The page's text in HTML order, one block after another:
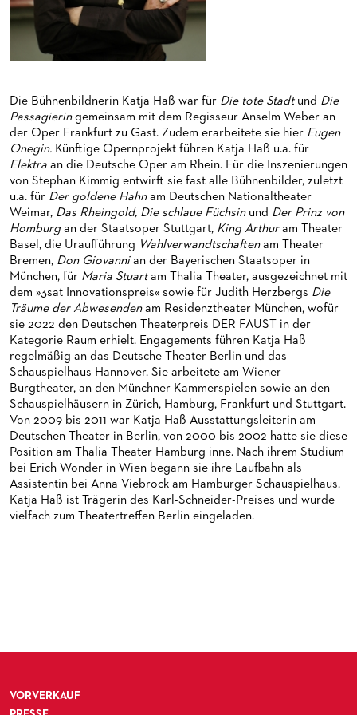
HAPPY NEW EARS
FÜHRUNGEN EXKLUSIV FÜR ABONNENT*INNEN
FRIEDMAN IN DER OPER
MUSEUMSUFERFEST 2026
BRÜCHE – DEMORKATIE IN ZEITEN IHRER REGRESSION
SILVESTERFEIER
FÜR ERWACHSENE
FÜR KITAS UND SCHULEN
PRODUKTIONS­TEAMS
DIRIGENTEN / REPETITOREN
THEATERLEITUNG
KÜNSTLERISCHER BETRIEB OPER
STÄDTISCHE BÜHNEN FRANKFURT GMBH
ORCHESTER
DAS FRANKFURTER OPERN- UND MUSEUMS­ORCHESTER
GENERAL­MUSIKDIREKTOR
MITGLIEDER DES ORCHESTERS
PAUL-HINDEMITH-ORCHESTER­AKADEMIE
HISTORIE DES ORCHESTERS
STELLEN­ANGEBOTE ORCHESTER UND AKADEMIE
CHOR
KINDERCHOR
PRESSE
KONTAKT
PRESSE­MITTEILUNGEN
PRESSEFOTOS
MATERIALIEN
PRESSE­STIMMEN
NEWS
UMBESETZUNGEN
MEDIATHEK
BLOG
KOSTÜMPODCAST
CD / DVD-SERIE DER OPER FRANKFURT
BLOG
SERVICE
GRUPPENREISEN
FÜR STUDIERENDE
ABONNEMENT
ÜBERSICHT SERIEN
ABONNEMENT-BEDINGUNGEN / INFORMATION
PATRONATSVEREIN
Die Bühnenbildnerin Katja Haß war für Die tote Stadtund Die
Passagieringemeinsam mit dem Regisseur Anselm Weber an
der Oper Frankfurt zu Gast. Zudem erarbeitete sie hier Eugen
Onegin. Künftige Opernprojekt führen Katja Haß u.a. für
Elektra an die Deutsche Oper am Rhein. Für die Inszenierungen
von Stephan Kimmig entwirft sie fast alle Bühnenbilder, zuletzt
u.a. für Der goldene Hahnam Deutschen Nationaltheater
Weimar, Das Rheingold, Die schlaue Füchsinund Der Prinz von
Homburgan der Staatsoper Stuttgart, King Arthuram Theater
Basel, die Uraufführung Wahlverwandtschaftenam Theater
Bremen, Don Giovannian der Bayerischen Staatsoper in
München, für Maria Stuartam Thalia Theater, ausgezeichnet mit
dem »3sat Innovationspreis« sowie für Judith Herzbergs Die
Träume der Abwesendenam Residenztheater München, wofür
sie 2022 den Deutschen Theaterpreis DER FAUST in der
Kategorie Raum erhielt. Engagements führen Katja Haß
regelmäßig an das Deutsche Theater Berlin und das
Schauspielhaus Hannover. Sie arbeitete am Wiener
Burgtheater, an den Münchner Kammerspielen sowie an den
Schauspielhäusern in Zürich, Hamburg, Frankfurt und Stuttgart.
Von 2009 bis 2011 war Katja Haß Ausstattungsleiterin am
Deutschen Theater in Berlin, von 2000 bis 2002 hatte sie diese
Position am Thalia Theater Hamburg inne. Nach ihrem Studium
bei Erich Wonder in Wien begann sie ihre Laufbahn als
Assistentin bei Anna Viebrock am Hamburger Schauspielhaus.
Katja Haß ist Trägerin des Karl-Schneider-Preises und wurde
vielfach zum Theatertreffen Berlin eingeladen.
VORVERKAUF